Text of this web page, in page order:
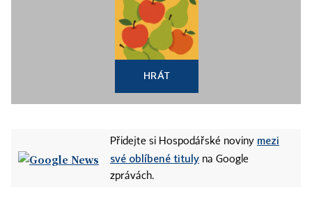
HRÁT
Přidejte si Hospodářské noviny mezi
své oblíbené tituly na Google
zprávách.